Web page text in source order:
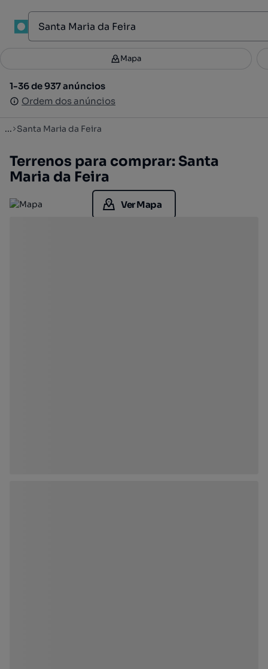
Filtros 2
1-36 de 937 anúncios
Ordem dos anúncios
Mapa
1-36 de 937 anúncios
Ordem dos anúncios
... Santa Maria da Feira
Terrenos para comprar: Santa
Maria da Feira
Ver Mapa